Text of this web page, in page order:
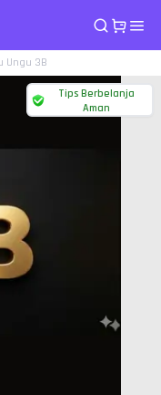
Ungu 3B
Tips Berbelanja
Aman